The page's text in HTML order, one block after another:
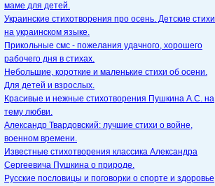
маме для детей.
Украинские стихотворения про осень. Детские стихи
на украинском языке.
Прикольные смс - пожелания удачного, хорошего
рабочего дня в стихах.
Небольшие, короткие и маленькие стихи об осени.
Для детей и взрослых.
Красивые и нежные стихотворения Пушкина А.С. на
тему любви.
Александр Твардовский: лучшие стихи о войне,
военном времени.
Известные стихотворения классика Александра
Сергеевича Пушкина о природе.
Русские пословицы и поговорки о спорте и здоровье